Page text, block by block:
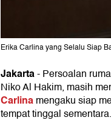
Erika Carlina yang Selalu Siap
Jakarta-Persoalan
Niko Al Hakim, masih
Carlinamengaku siap
tempat tinggal sementara.